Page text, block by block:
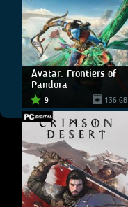
Avatar: Frontiers of
Pandora
9 136 GB